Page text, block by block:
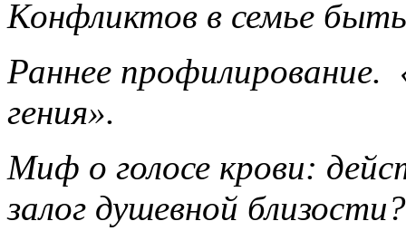
Конфликтов в семье
Раннее профилирование.
гения».
Миф о голосе крови:
залог душевной близости?